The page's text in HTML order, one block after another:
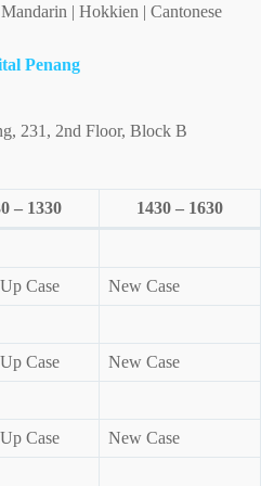
| Hokkien | Cantonese
Penang
231, 2nd Floor, Block B
– 1330 1430 – 1630
Case New Case
Case New Case
Case New Case